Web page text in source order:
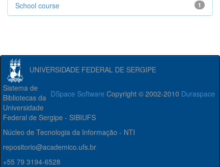
1
School course
UNIVERSIDADE FEDERAL DE SERGIPE
DSpace Software Copyright © 2002-2010 Duraspace
Sistema de
Bibliotecas da
Universidade
Federal de Sergipe - SIBIUFS
Núcleo de Tecnologia da Informação - NTI
repositorio@academico.ufs.br
+55 79 3194-6528